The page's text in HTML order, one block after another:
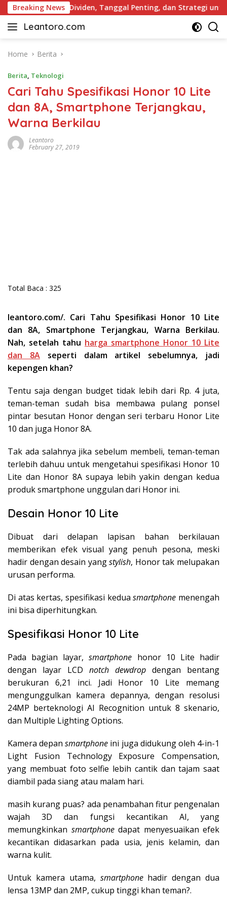
Skip
to
content
Breaking News
Daftar Dividen, Tanggal Penting, dan Strategi untuk
Leantoro.com
Jasa
Artikel,
dan
Digital
Marketing
–
Ciptakan
Membangun
Home Berita
Berita, Teknologi
Cari Tahu Spesifikasi Honor 10 Lite
dan 8A, Smartphone Terjangkau,
Warna Berkilau
Leantoro
February 27, 2019
Total Baca : 325
leantoro.com/. Cari Tahu Spesifikasi Honor 10 Lite
dan 8A, Smartphone Terjangkau, Warna Berkilau.
Nah, setelah tahu harga smartphone Honor 10 Lite
dan 8Aseperti dalam artikel sebelumnya, jadi
kepengen khan?
Tentu saja dengan budget tidak lebih dari Rp. 4 juta,
teman-teman sudah bisa membawa pulang ponsel
pintar besutan Honor dengan seri terbaru Honor Lite
10 dan juga Honor 8A.
Tak ada salahnya jika sebelum membeli, teman-teman
terlebih dahuu untuk mengetahui spesifikasi Honor 10
Lite dan Honor 8A supaya lebih yakin dengan kedua
produk smartphone unggulan dari Honor ini.
Desain Honor 10 Lite
Dibuat dari delapan lapisan bahan berkilauan
memberikan efek visual yang penuh pesona, meski
hadir dengan desain yangstylish, Honor tak melupakan
urusan performa.
Di atas kertas, spesifikasi keduasmartphone menengah
ini bisa diperhitungkan.
Spesifikasi Honor 10 Lite
Pada bagian layar,smartphone honor 10 Lite hadir
dengan layar LCD notch dewdrop dengan bentang
berukuran 6,21 inci. Jadi Honor 10 Lite memang
mengunggulkan kamera depannya, dengan resolusi
24MP berteknologi AI Recognition untuk 8 skenario,
dan Multiple Lighting Options.
Kamera depansmartphone ini juga didukung oleh 4-in-1
Light Fusion Technology Exposure Compensation,
yang membuat foto selfie lebih cantik dan tajam saat
diambil pada siang atau malam hari.
masih kurang puas? ada penambahan fitur pengenalan
wajah 3D dan fungsi kecantikan AI, yang
memungkinkan smartphonedapat menyesuaikan efek
kecantikan didasarkan pada usia, jenis kelamin, dan
warna kulit.
Untuk kamera utama, smartphonehadir dengan dua
lensa 13MP dan 2MP, cukup tinggi khan teman?.